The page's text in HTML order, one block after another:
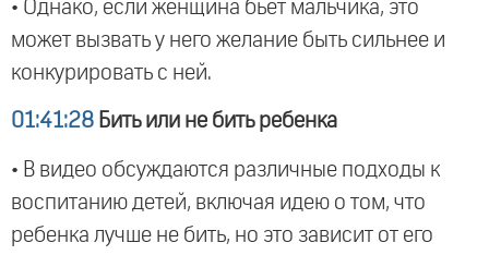
• Однако, если женщина бьет мальчика, это
может вызвать у него желание быть сильнее и
конкурировать с ней.
01:41:28 Бить или не бить ребенка
• В видео обсуждаются различные подходы к
воспитанию детей, включая идею о том, что
ребенка лучше не бить, но это зависит от его